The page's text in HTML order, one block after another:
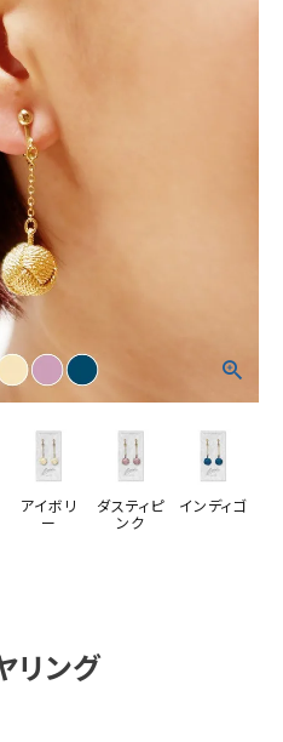
アイボリ
ー
ダスティピ
ンク
インディゴ
リング